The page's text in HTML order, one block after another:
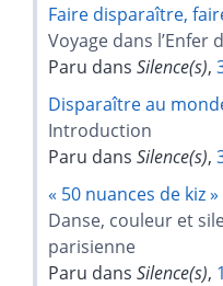
Faire disparaître,
Voyage dans l’Enfer
Paru dans Silence(s),
Disparaître au
Introduction
Paru dans Silence(s),
« 50 nuances de kiz »
Danse, couleur et
parisienne
Paru dans Silence(s),